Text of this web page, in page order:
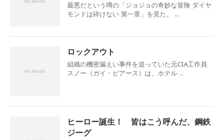
最悪だという噂の「ジョジョの奇妙な冒険 ダイヤ
モンドは砕けない 第一章」を見た。 ...
ロックアウト
組織の機密漏えい事件を追っていた元CIA工作員
スノー（ガイ・ピアース）は、ホテル ...
ヒーロー誕生！ 皆はこう呼んだ、鋼鉄
ジーグ